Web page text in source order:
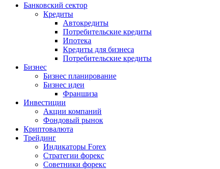
Банковский сектор
Кредиты
Автокредиты
Потребительские кредиты
Ипотека
Кредиты для бизнеса
Потребительские кредиты
Бизнес
Бизнес планирование
Бизнес идеи
Франшиза
Инвестиции
Акции компаний
Фондовый рынок
Криптовалюта
Трейдинг
Индикаторы Forex
Стратегии форекс
Советники форекс